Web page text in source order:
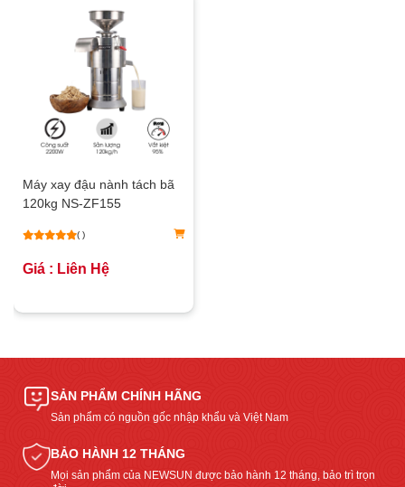
Máy xay đậu nành tách bã
120kg NS-ZF155
( )
Giá : Liên Hệ
SẢN PHẨM CHÍNH HÃNG
Sản phẩm có nguồn gốc nhập khẩu và Việt Nam
BẢO HÀNH 12 THÁNG
Mọi sản phẩm của NEWSUN được bảo hành 12 tháng, bảo trì trọn